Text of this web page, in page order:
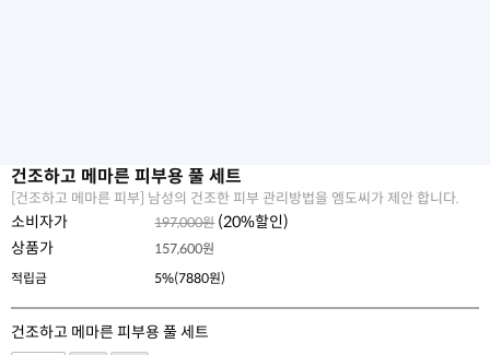
건조하고 메마른 피부용 풀 세트
[건조하고 메마른 피부] 남성의 건조한 피부 관리방법을 엠도씨가 제안 합니다.
소비자가 197,000원 (20%할인)
상품가
157,600원
적립금
5%(7880원)
건조하고 메마른 피부용 풀 세트